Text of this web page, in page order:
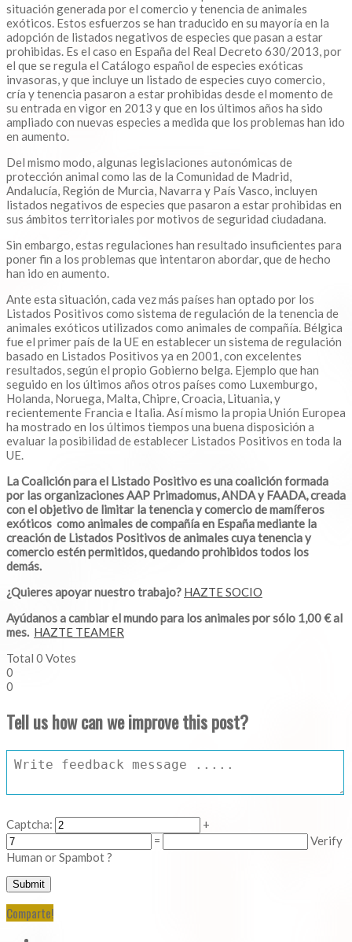
situación generada por el comercio y tenencia de animales
exóticos. Estos esfuerzos se han traducido en su mayoría en la
adopción de listados negativos de especies que pasan a estar
prohibidas. Es el caso en España del Real Decreto 630/2013, por
el que se regula el Catálogo español de especies exóticas
invasoras, y que incluye un listado de especies cuyo comercio,
cría y tenencia pasaron a estar prohibidas desde el momento de
su entrada en vigor en 2013 y que en los últimos años ha sido
ampliado con nuevas especies a medida que los problemas han ido
en aumento.
Del mismo modo, algunas legislaciones autonómicas de
protección animal como las de la Comunidad de Madrid,
Andalucía, Región de Murcia, Navarra y País Vasco, incluyen
listados negativos de especies que pasaron a estar prohibidas en
sus ámbitos territoriales por motivos de seguridad ciudadana.
Sin embargo, estas regulaciones han resultado insuficientes para
poner fin a los problemas que intentaron abordar, que de hecho
han ido en aumento.
Ante esta situación, cada vez más países han optado por los
Listados Positivos como sistema de regulación de la tenencia de
animales exóticos utilizados como animales de compañía. Bélgica
fue el primer país de la UE en establecer un sistema de regulación
basado en Listados Positivos ya en 2001, con excelentes
resultados, según el propio Gobierno belga. Ejemplo que han
seguido en los últimos años otros países como Luxemburgo,
Holanda, Noruega, Malta, Chipre, Croacia, Lituania, y
recientemente Francia e Italia. Así mismo la propia Unión Europea
ha mostrado en los últimos tiempos una buena disposición a
evaluar la posibilidad de establecer Listados Positivos en toda la
UE.
La Coalición para el Listado Positivo es una coalición formada
por las organizaciones AAP Primadomus, ANDA y FAADA, creada
con el objetivo de limitar la tenencia y comercio de mamíferos
exóticos como animales de compañía en España mediante la
creación de Listados Positivos de animales cuya tenencia y
comercio estén permitidos, quedando prohibidos todos los
demás.
¿Quieres apoyar nuestro trabajo? HAZTE SOCIO
Ayúdanos a cambiar el mundo para los animales por sólo 1,00 € al
mes. HAZTE TEAMER
Total 0 Votes
0
0
Tell us how can we improve this post?
Captcha:
+
=
Verify
Human or Spambot ?
Comparte!